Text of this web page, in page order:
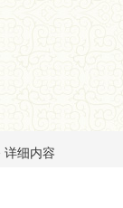
详细内容